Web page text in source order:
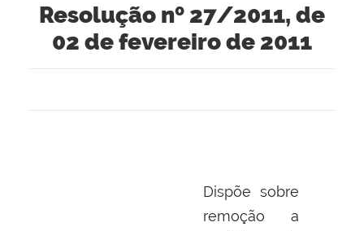
Resolução nº 27/2011, de
02 de fevereiro de 2011
Dispõe sobre
remoção a